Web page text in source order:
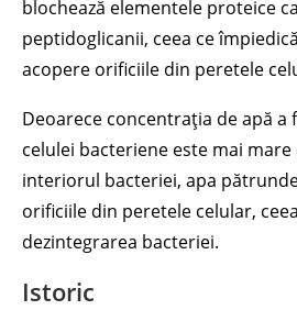
blochează elementele proteice
peptidoglicanii, ceea ce
acopere orificiile din peretele
Deoarece concentrația de apă
celulei bacteriene este mai mare
interiorul bacteriei, apa
orificiile din peretele celular,
dezintegrarea bacteriei.
Istoric